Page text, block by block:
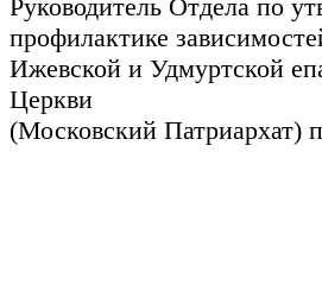
Руководитель Отдела по
профилактике
Ижевской и Удмуртской
Церкви
(Московский Патриархат)